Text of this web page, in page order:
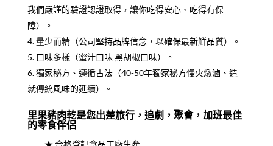
我們嚴謹的驗證認證取得，讓你吃得安心、吃得有保
障）。
量少而精（公司堅持品牌信念，以確保最新鮮品質）。
口味多樣（蜜汁口味 黑胡椒口味）。
獨家秘方、遵循古法（40-50年獨家秘方慢火燉滷、造
就傳統風味的延續）。
里果豬肉乾是您出差旅行，追劇，聚會，加班最佳
的零食伴侶